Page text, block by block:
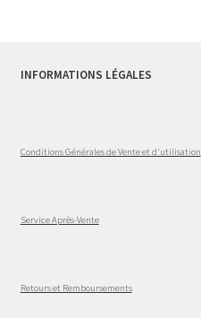
INFORMATIONS LÉGALES
Conditions Générales de Vente et d'utilisation
Service Après-Vente
Retours et Remboursements